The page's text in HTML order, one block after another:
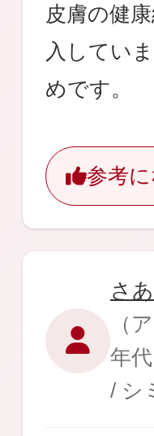
皮膚の健
入してい
めです。
参考
さ
（
年
/ シ